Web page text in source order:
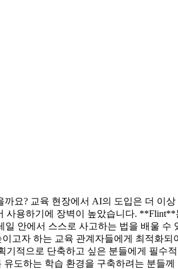
요? 교육 현장에서 AI의 도입은 더 이
용하기에 장벽이 높았습니다.
안에서 스스로 사고하는 법을 배울 수
자 하는 교육 관계자들에게 최적화되
적으로 단축하고 싶은 분들에게 필수
도하는 학습 환경을 구축하려는 분들